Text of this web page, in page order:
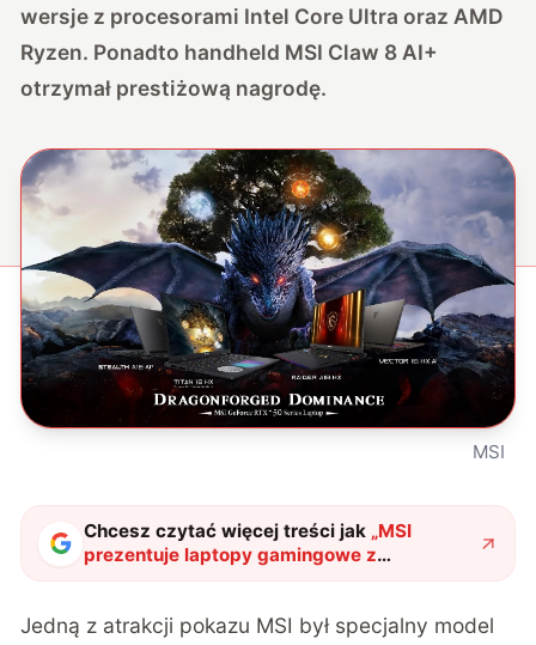
wersje z procesorami Intel Core Ultra oraz AMD
Ryzen. Ponadto handheld MSI Claw 8 AI+
otrzymał prestiżową nagrodę.
MSI
Chcesz czytać więcej treści jak „MSI
prezentuje laptopy gamingowe z
zastosowaniem SI. Gracze będą
Jedną z atrakcji pokazu MSI był specjalny model